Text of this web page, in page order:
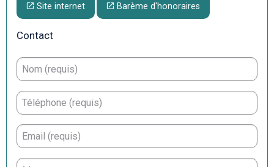
Site internet Barème d'honoraires
Contact